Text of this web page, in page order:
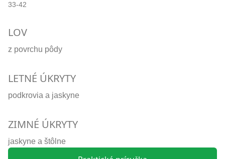
33-42
LOV
z povrchu pôdy
LETNÉ ÚKRYTY
podkrovia a jaskyne
ZIMNÉ ÚKRYTY
jaskyne a štôlne